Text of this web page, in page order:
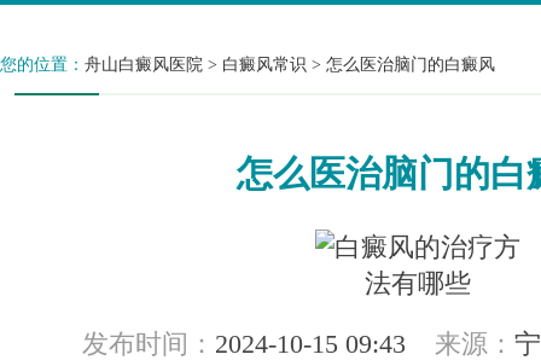
您的位置： 舟山白癜风医院 > 白癜风常识 > 怎么医治脑门的白癜风
怎么医治脑门的白
发布时间： 2024-10-15 09:43 来源：